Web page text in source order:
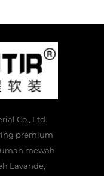
Co., Ltd.
premium
mewah
Lavande,